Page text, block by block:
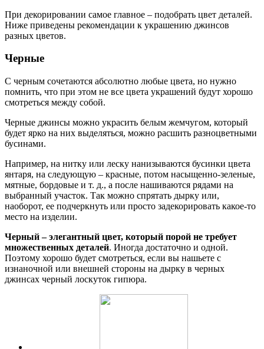
При декорировании самое главное – подобрать цвет деталей.
Ниже приведены рекомендации к украшению джинсов
разных цветов.
Черные
С черным сочетаются абсолютно любые цвета, но нужно
помнить, что при этом не все цвета украшений будут хорошо
смотреться между собой.
Черные джинсы можно украсить белым жемчугом, который
будет ярко на них выделяться, можно расшить разноцветными
бусинами.
Например, на нитку или леску нанизываются бусинки цвета
янтаря, на следующую – красные, потом насыщенно-зеленые,
мятные, бордовые и т. д., а после нашиваются рядами на
выбранный участок. Так можно спрятать дырку или,
наоборот, ее подчеркнуть или просто задекорировать какое-то
место на изделии.
Черный – элегантный цвет, который порой не требует
множественных деталей. Иногда достаточно и одной.
Поэтому хорошо будет смотреться, если вы нашьете с
изнаночной или внешней стороны на дырку в черных
джинсах черный лоскуток гипюра.